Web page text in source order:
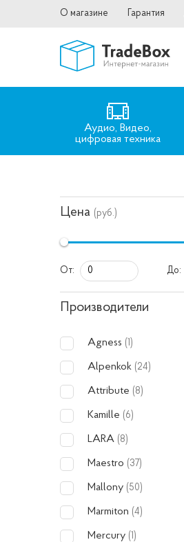
О магазине Гарантия
Аудио, Видео,
цифровая техника
Цена (руб.)
От: До:
Производители
Agness (1)
Alpenkok (24)
Attribute (8)
Kamille (6)
LARA (8)
Maestro (37)
Mallony (50)
Marmiton (4)
Mercury (1)